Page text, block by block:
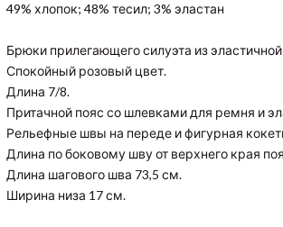
49% хлопок; 48% тесил; 3% эластан
Брюки прилегающего силуэта из
Спокойный розовый цвет.
Длина 7/8.
Притачной пояс со шлевками для ремня и
Рельефные швы на переде и фигурная
Длина по боковому шву от верхнего края
Длина шагового шва 73,5 см.
Ширина низа 17 см.